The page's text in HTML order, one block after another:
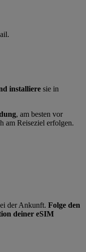
installiere sie in
, am besten vor
am Reiseziel erfolgen.
der Ankunft. Folge den
deiner eSIM